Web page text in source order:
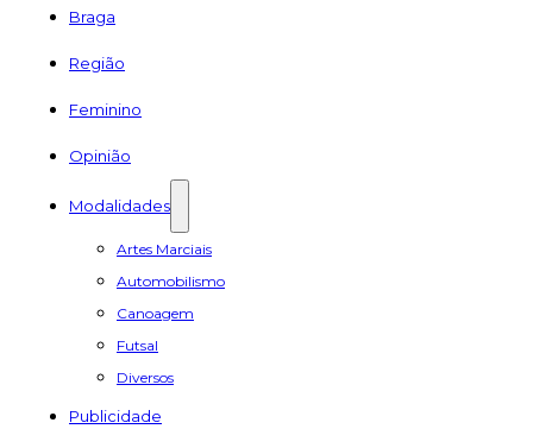
Braga
Região
Feminino
Opinião
Modalidades
Artes Marciais
Automobilismo
Canoagem
Futsal
Diversos
Publicidade